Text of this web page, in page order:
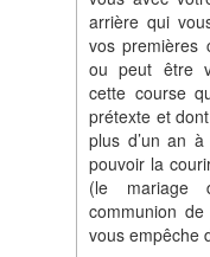
arrière qui
vos premières
ou peut être
cette course
prétexte et
plus d’un an
pouvoir la
(le mariage
communion
vous empêche